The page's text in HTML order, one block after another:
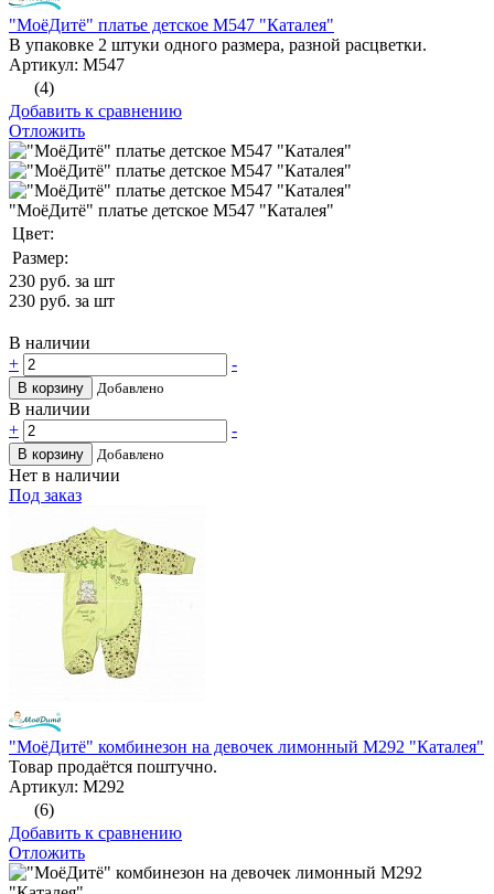
"МоёДитё" платье детское М547 "Каталея"
В упаковке 2 штуки одного размера, разной расцветки.
Артикул: М547
(4)
Добавить к сравнению
Отложить
"МоёДитё" платье детское М547 "Каталея"
Цвет:
Размер:
230 руб. за шт
230 руб. за шт
В наличии
+
-
В корзину Добавлено
В наличии
+
-
В корзину Добавлено
Нет в наличии
Под заказ
"МоёДитё" комбинезон на девочек лимонный М292 "Каталея"
Товар продаётся поштучно.
Артикул: М292
(6)
Добавить к сравнению
Отложить